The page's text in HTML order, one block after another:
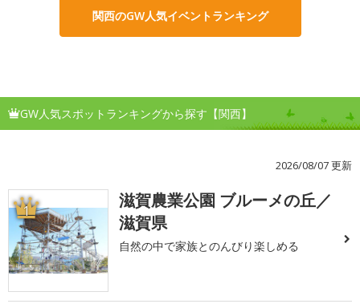
関西のGW人気イベントランキング
GW人気スポットランキングから探す【関西】
2026/08/07 更新
1
滋賀農業公園 ブルーメの丘／
滋賀県
自然の中で家族とのんびり楽しめる